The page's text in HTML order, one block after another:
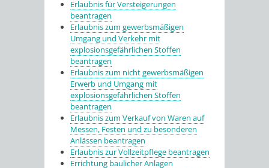
Erlaubnis für Versteigerungen
beantragen
Erlaubnis zum gewerbsmäßigen
Umgang und Verkehr mit
explosionsgefährlichen Stoffen
beantragen
Erlaubnis zum nicht gewerbsmäßigen
Erwerb und Umgang mit
explosionsgefährlichen Stoffen
beantragen
Erlaubnis zum Verkauf von Waren auf
Messen, Festen und zu besonderen
Anlässen beantragen
Erlaubnis zur Vollzeitpflege beantragen
Errichtung baulicher Anlagen